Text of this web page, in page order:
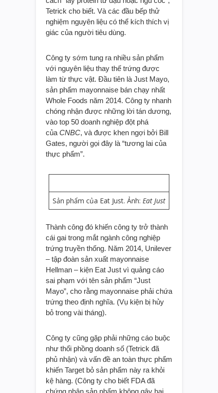
cách “lấy protein từ đậu hoặc ngũ cốc”,
Tetrick cho biết. Và các đầu bếp thử
nghiệm nguyên liệu có thể kích thích vị
Công ty sớm tung ra nhiều sản phẩm
với nguyên liệu thay thế trứng được
làm từ thực vật. Đầu tiên là Just Mayo,
sản phẩm mayonnaise bán chạy nhất
Whole Foods năm 2014. Công ty nhanh
chóng nhận được những lời tán dương,
vào top 50 doanh nghiệp đột phá
củaCNBC, và được khen ngợi bởi Bill
Gates, người gọi đây là “tương lai của
Thành công đó khiến công ty trở thành
cái gai trong mắt ngành công nghiệp
trứng truyền thống. Năm 2014, Unilever
– tập đoàn sản xuất mayonnaise
Hellman – kiện Eat Just vì quảng cáo
sai phạm với tên sản phẩm “Just
Mayo”, cho rằng mayonnaise phải chứa
Công ty cũng gặp phải những cáo buộc
như thổi phồng doanh số (Tetrick đã
phủ nhận) và vấn đề an toàn thực phẩm
khiến Target bỏ sản phẩm này ra khỏi